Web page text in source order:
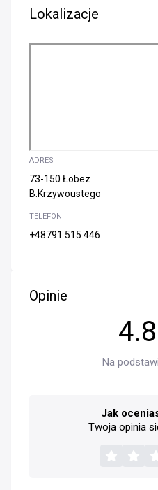
Lokalizacje
ADRES
73-150 Łobez
B.Krzywoustego
TELEFON
+48791 515 446
Opinie
Na
Jak
Twoja opinia